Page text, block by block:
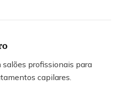
profissionais para
capilares.